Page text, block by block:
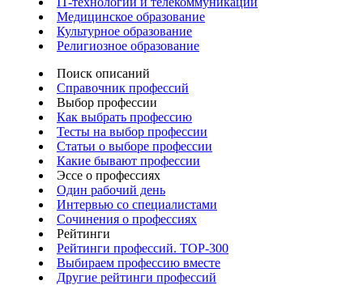
Медицинское образование
Культурное образование
Религиозное образование
Поиск описаний
Справочник профессий
Выбор профессии
Как выбрать профессию
Тесты на выбор профессии
Статьи о выборе профессии
Какие бывают профессии
Эссе о профессиях
Один рабочий день
Интервью со специалистами
Сочинения о профессиях
Рейтинги
Рейтинги профессий. TOP-300
Выбираем профессию вместе
Другие рейтинги профессий